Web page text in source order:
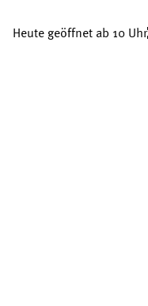
Heute geöffnet ab 10 Uhr